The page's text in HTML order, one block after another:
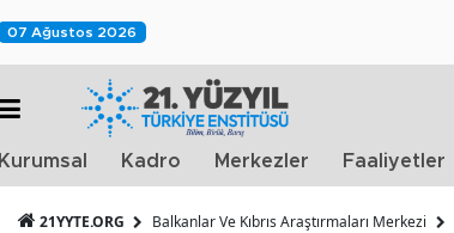
07 Ağustos 2026
Kurumsal Kadro Merkezler Faaliyetler
21YYTE.ORG Balkanlar Ve Kıbrıs Araştırmaları Merkezi